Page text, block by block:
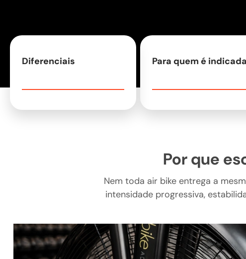
Diferenciais Para quem é indicada
Por que
Nem toda air bike entrega a
intensidade progressiva,